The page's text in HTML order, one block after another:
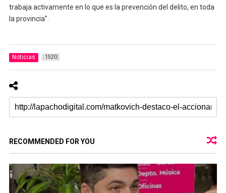
trabaja activamente en lo que es la prevención del delito, en toda
la provincia”.
Noticias 1520
RECOMMENDED FOR YOU